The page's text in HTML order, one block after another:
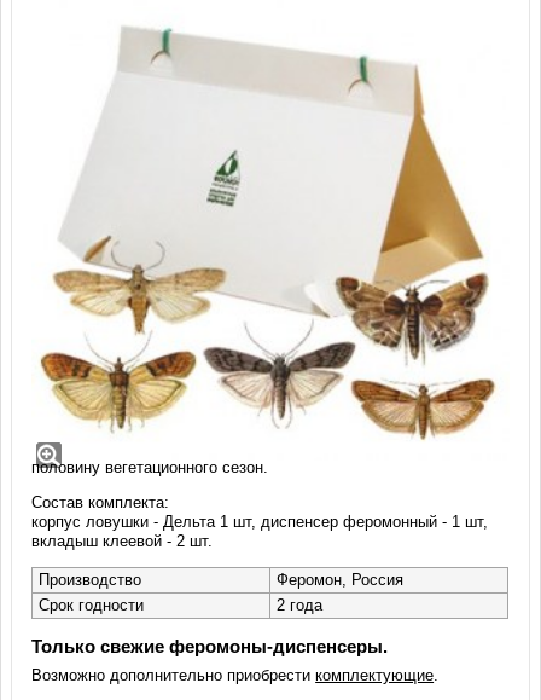
Феромонная ловушка для огневок
Экологичное средство без вредных веществ для борьбы с
различными видами огнёвки (мельничной, южной амбарной,
зерновой, пищевой моли). Комплект рассчитан на первую
половину вегетационного сезон.
Состав комплекта:
корпус ловушки - Дельта 1 шт, диспенсер феромонный - 1 шт,
вкладыш клеевой - 2 шт.
Производство
Феромон, Россия
Срок годности
2 года
Только свежие феромоны-диспенсеры.
Возможно дополнительно приобрестикомплектующие.